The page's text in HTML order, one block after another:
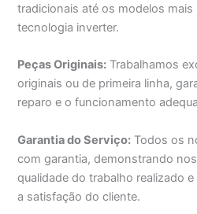
tradicionais até os modelos
tecnologia inverter.
Peças Originais: Trabalhamos
originais ou de primeira linha,
reparo e o funcionamento
Garantia do Serviço: Todos os
com garantia, demonstrando
qualidade do trabalho realizado
a satisfação do cliente.